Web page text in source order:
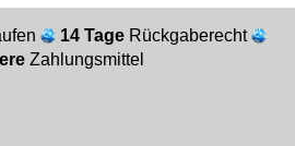
14 Tage Rückgaberecht
Zahlungsmittel